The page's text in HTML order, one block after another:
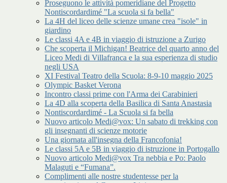
Proseguono le attività pomeridiane del Progetto
Nontiscordardimé "La scuola si fa bella"
La 4H del liceo delle scienze umane crea "isole" in
giardino
Le classi 4A e 4B in viaggio di istruzione a Zurigo
Che scoperta il Michigan! Beatrice del quarto anno del
Liceo Medi di Villafranca e la sua esperienza di studio
negli USA
XI Festival Teatro della Scuola: 8-9-10 maggio 2025
Olympic Basket Verona
Incontro classi prime con l'Arma dei Carabinieri
La 4D alla scoperta della Basilica di Santa Anastasia
Nontiscordardimé - La Scuola si fa bella
Nuovo articolo Medi@vox: Un sabato di trekking con
gli insegnanti di scienze motorie
Una giornata all'insegna della Francofonia!
Le classi 5A e 5B in viaggio di istruzione in Portogallo
Nuovo articolo Medi@vox Tra nebbia e Po: Paolo
Malaguti e “Fumana”.
Complimenti alle nostre studentesse per la